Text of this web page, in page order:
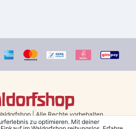
|Alle Rechte vorbehalten.
zu optimieren. Mit deiner